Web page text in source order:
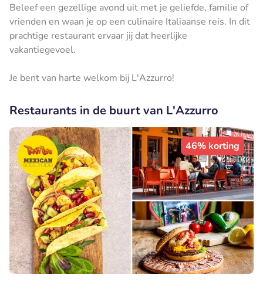
Beleef een gezellige avond uit met je geliefde, familie of
vrienden en waan je op een culinaire Italiaanse reis. In dit
prachtige restaurant ervaar jij dat heerlijke
vakantiegevoel.
Je bent van harte welkom bij L'Azzurro!
Restaurants in de buurt van L'Azzurro
46% korting